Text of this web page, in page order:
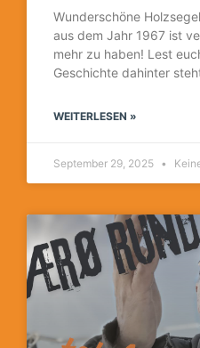
Wunderschöne
aus dem Jahr 1967 ist
mehr zu haben! Lest
Geschichte dahinter
WEITERLESEN »
September 29, 2025